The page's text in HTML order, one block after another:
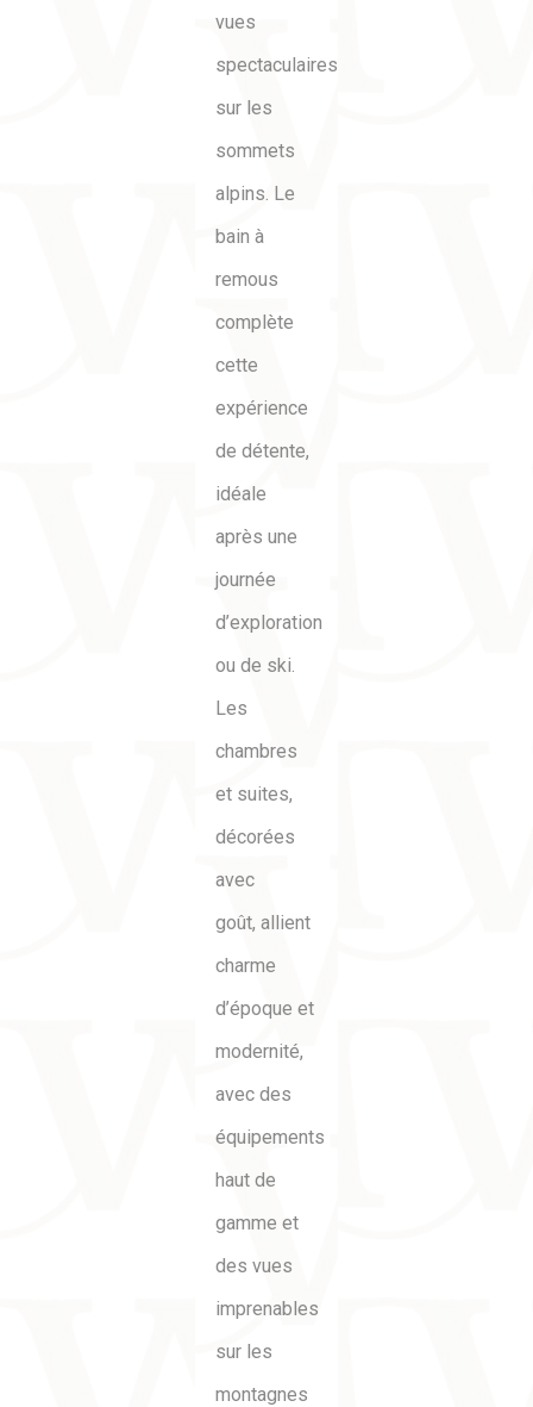
vues
spectaculaires
sur les
sommets
alpins. Le
bain à
remous
complète
cette
expérience
de détente,
idéale
après une
journée
d’exploration
ou de ski.
Les
chambres
et suites,
décorées
avec
goût, allient
charme
d’époque et
modernité,
avec des
équipements
haut de
gamme et
des vues
imprenables
sur les
montagnes